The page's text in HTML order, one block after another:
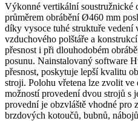
Výkonné vertikální soustružnické
průměrem obrábění Ø460 mm
díky vysoce tuhé struktuře vedení
vzduchového polštáře a
přesnost i při dlouhodobém
posunu. Nainstalovaný software
přesnost, poskytuje lepší kvalitu
stroji. Polohu vřetena lze zvolit
možností provedení dvou strojů s
provední je obzvláště vhodné pro
brzdových kotoučů, bubnů,